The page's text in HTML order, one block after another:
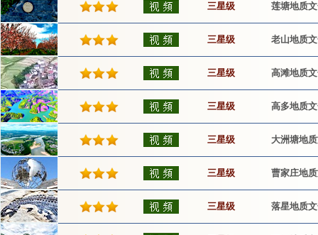
三星级 莲塘地质
三星级 老山地质
三星级 高滩地质
三星级 高多地质
三星级 大洲塘地
三星级 曹家庄地
三星级 落星地质